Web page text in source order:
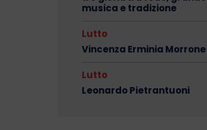
musica e tradizione
Lutto
Vincenza Erminia Morrone
Lutto
Leonardo Pietrantuoni